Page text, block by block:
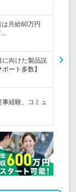
月給60万円
に向けた製品説
ート多数】
経験、コミュ